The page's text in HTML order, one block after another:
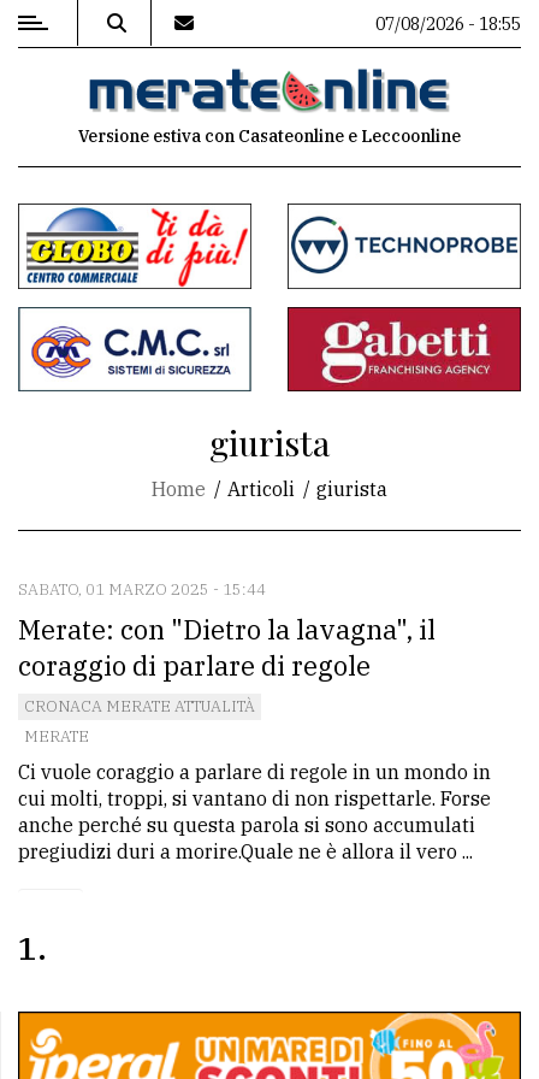
MENU
commenti
Contenuti
del
sito
CONTATTI
La
redazione
Scrivici
Per
la
CERCA
Cerca
per
07/08/2026 - 18:55
Versione estiva con Casateonline e Leccoonline
giurista
Home Articoli giurista
SABATO, 01 MARZO 2025 - 15:44
Merate: con "Dietro la lavagna", il
coraggio di parlare di regole
CRONACA MERATE ATTUALITÀ
MERATE
Ci vuole coraggio a parlare di regole in un mondo in
cui molti, troppi, si vantano di non rispettarle. Forse
anche perché su questa parola si sono accumulati
pregiudizi duri a morire.Quale ne è allora il vero ...
1